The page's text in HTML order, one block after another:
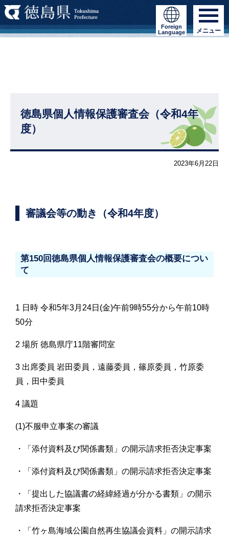
Foreign
Language
メニュー
徳島県個人情報保護審査会（令和4年
度）
2023年6月22日
審議会等の動き（令和4年度）
第150回徳島県個人情報保護審査会の概要につい
て
1 日時 令和5年3月24日(金)午前9時55分から午前10時
50分
2 場所 徳島県庁11階審問室
3 出席委員 岩田委員，遠藤委員，篠原委員，竹原委
員，田中委員
4 議題
(1)不服申立事案の審議
・「添付資料及び関係書類」の開示請求拒否決定事案
・「添付資料及び関係書類」の開示請求拒否決定事案
・「提出した協議書の経緯経過が分かる書類」の開示
請求拒否決定事案
・「竹ヶ島海域公園自然再生協議会資料」の開示請求